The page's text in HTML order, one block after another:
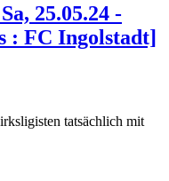
25.05.24 -
: FC Ingolstadt]
tatsächlich mit